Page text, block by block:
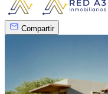
Compartir